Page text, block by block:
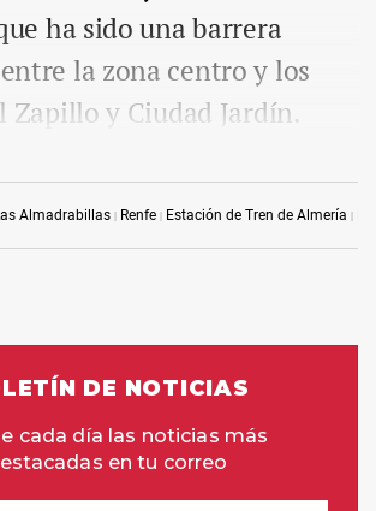
Almadrabillas Renfe Estación de Tren de Almería
ha sido una barrera
la zona centro y los
Zapillo y Ciudad Jardín.